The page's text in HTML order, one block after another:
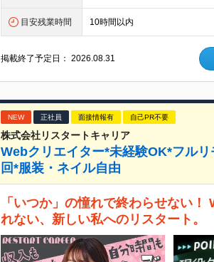
目安残業時間 10時間以内
掲載終了予定日：2026.08.31
NEW 正社員 面接情報有 自己PR不要
株式会社リスタートキャリア
Webクリエイター*未経験OK*フル
回*服装・ネイル自由
「いつか」の憧れで終わらせない
れない、新しい私へのリスタート。